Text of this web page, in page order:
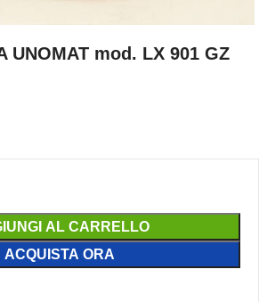
UNOMAT mod. LX 901 GZ
AL CARRELLO
ACQUISTA ORA